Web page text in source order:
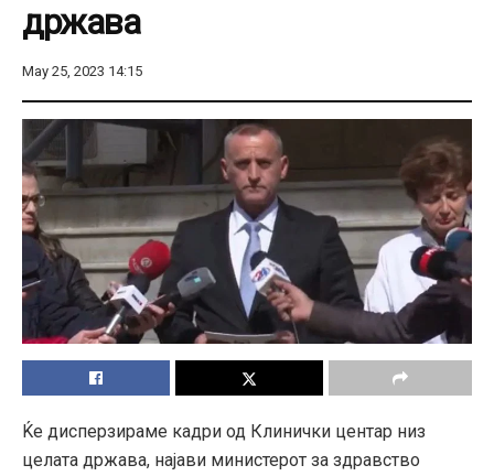
држава
May 25, 2023 14:15
Ќе дисперзираме кадри од Клинички центар низ
целата држава, најави министерот за здравство